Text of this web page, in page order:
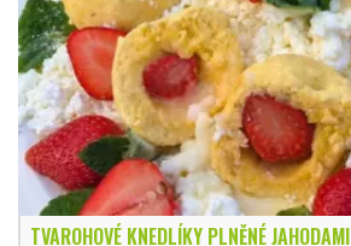
TVAROHOVÉ KNEDLÍKY PLNĚNÉ JAHODAMI